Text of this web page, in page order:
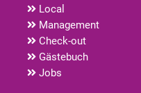
Local
Management
Check-out
Gästebuch
Jobs